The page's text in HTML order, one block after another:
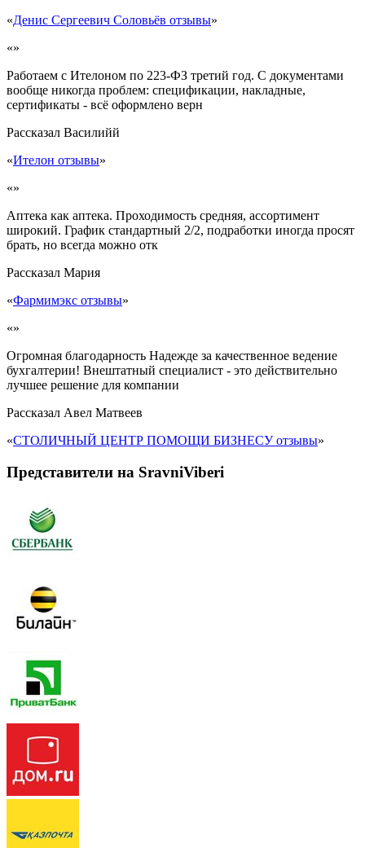
«Денис Сергеевич Соловьёв отзывы»
«»
Работаем с Ителоном по 223-ФЗ третий год. С документами
вообще никогда проблем: спецификации, накладные,
сертификаты - всё оформлено верн
Рассказал Василийй
«Ителон отзывы»
«»
Аптека как аптека. Проходимость средняя, ассортимент
широкий. График стандартный 2/2, подработки иногда просят
брать, но всегда можно отк
Рассказал Мария
«Фармимэкс отзывы»
«»
Огромная благодарность Надежде за качественное ведение
бухгалтерии! Внештатный специалист - это действительно
лучшее решение для компании
Рассказал Авел Матвеев
«СТОЛИЧНЫЙ ЦЕНТР ПОМОЩИ БИЗНЕСУ отзывы»
Представители на SravniViberi